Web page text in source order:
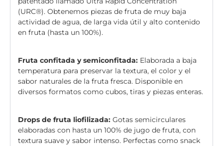
(URC®). Obtenemos piezas de fruta de muy baja
actividad de agua, de larga vida útil y alto contenido
en fruta (hasta un 100%).
Fruta confitada y semiconfitada: Elaborada a baja
temperatura para preservar la textura, el color y el
sabor naturales de la fruta fresca. Disponible en
diversos formatos como cubos, tiras y piezas enteras.
Drops de fruta liofilizada: Gotas semicirculares
elaboradas con hasta un 100% de jugo de fruta, con
textura suave y sabor intenso. Perfectas como snack